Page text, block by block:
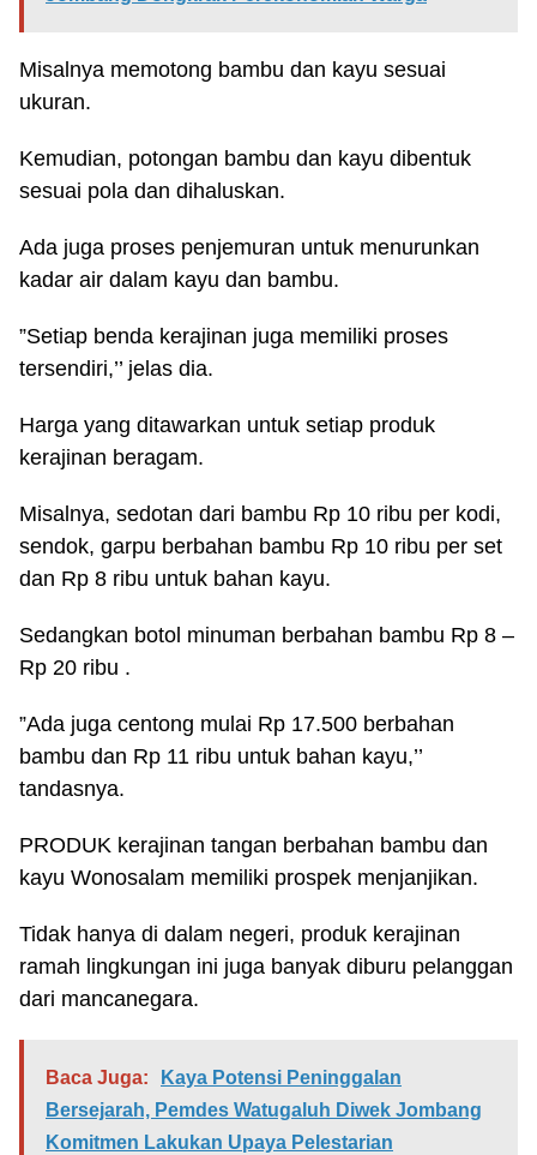
Misalnya memotong bambu dan kayu sesuai
ukuran.
Kemudian, potongan bambu dan kayu dibentuk
sesuai pola dan dihaluskan.
Ada juga proses penjemuran untuk menurunkan
kadar air dalam kayu dan bambu.
”Setiap benda kerajinan juga memiliki proses
tersendiri,’’ jelas dia.
Harga yang ditawarkan untuk setiap produk
kerajinan beragam.
Misalnya, sedotan dari bambu Rp 10 ribu per kodi,
sendok, garpu berbahan bambu Rp 10 ribu per set
dan Rp 8 ribu untuk bahan kayu.
Sedangkan botol minuman berbahan bambu Rp 8 –
Rp 20 ribu .
”Ada juga centong mulai Rp 17.500 berbahan
bambu dan Rp 11 ribu untuk bahan kayu,’’
tandasnya.
PRODUK kerajinan tangan berbahan bambu dan
kayu Wonosalam memiliki prospek menjanjikan.
Tidak hanya di dalam negeri, produk kerajinan
ramah lingkungan ini juga banyak diburu pelanggan
dari mancanegara.
Baca Juga:
Kaya Potensi Peninggalan
Bersejarah, Pemdes Watugaluh Diwek Jombang
Komitmen Lakukan Upaya Pelestarian